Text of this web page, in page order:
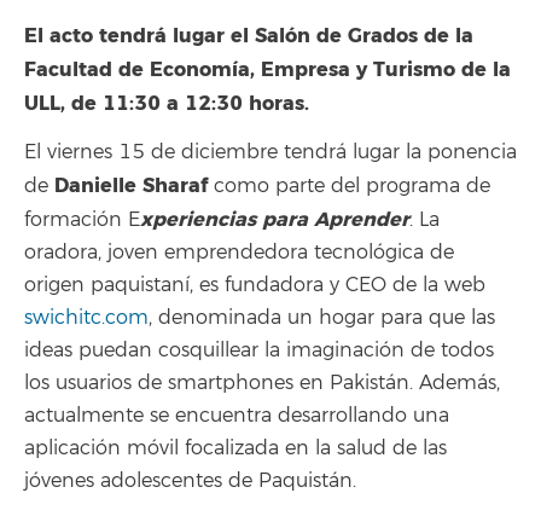
El acto tendrá lugar el Salón de Grados de la
Facultad de Economía, Empresa y Turismo de la
ULL, de 11:30 a 12:30 horas.
El viernes 15 de diciembre tendrá lugar la ponencia
de Danielle Sharafcomo parte del programa de
formación Experiencias para Aprender. La
oradora, joven emprendedora tecnológica de
origen paquistaní, es fundadora y CEO de la web
swichitc.com, denominada un hogar para que las
ideas puedan cosquillear la imaginación de todos
los usuarios de smartphones en Pakistán. Además,
actualmente se encuentra desarrollando una
aplicación móvil focalizada en la salud de las
jóvenes adolescentes de Paquistán.